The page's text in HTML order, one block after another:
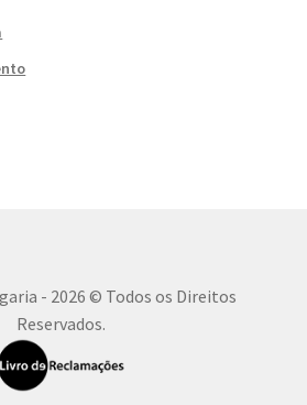
- 2026 © Todos os Direitos
Reservados.